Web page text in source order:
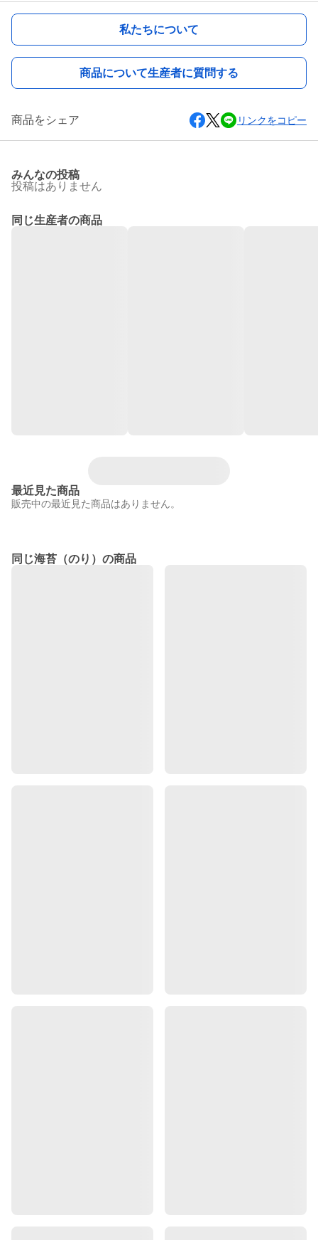
私たちについて
商品について生産者に質問する
商品をシェア リンクをコピー
みんなの投稿
投稿はありません
同じ生産者の商品
最近見た商品
販売中の最近見た商品はありません。
同じ海苔（のり）の商品